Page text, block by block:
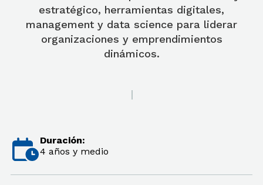
estratégico, herramientas digitales,
management y data science para liderar
organizaciones y emprendimientos
dinámicos.
Duración:
4 años y medio